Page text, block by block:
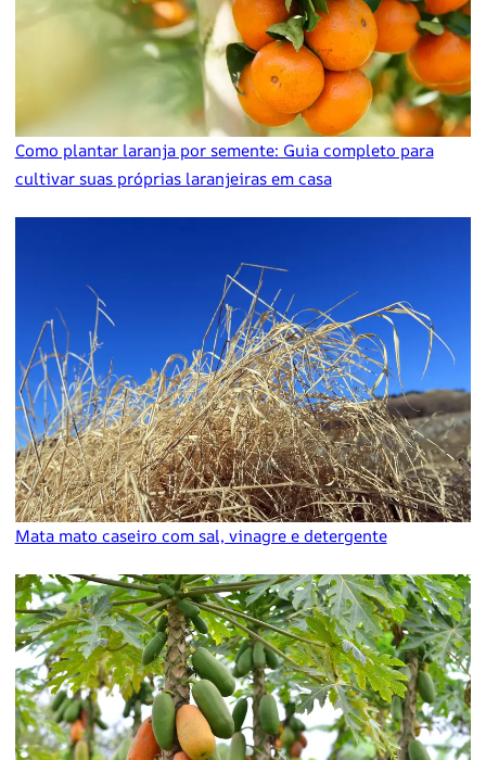
Como plantar laranja por semente: Guia completo para
cultivar suas próprias laranjeiras em casa
Mata mato caseiro com sal, vinagre e detergente